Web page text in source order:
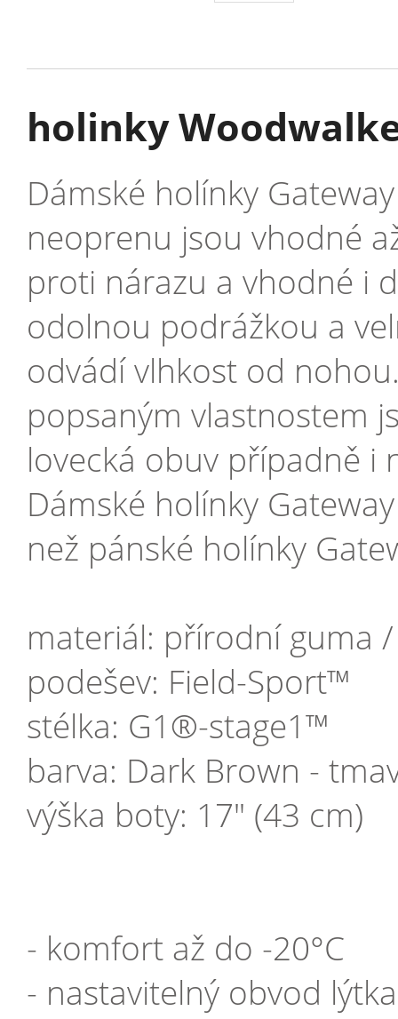
holinky
Dámské holínky
neoprenu jsou vhodné
proti nárazu a vhodné i
odolnou podrážkou a
odvádí vlhkost od
popsaným vlastnostem
lovecká obuv případně i
Dámské holínky
než pánské holínky
materiál: přírodní guma
podešev: Field-Sport™
stélka: G1®-stage1™
barva: Dark Brown -
výška boty: 17" (43 cm)
- komfort až do -20°C
- nastavitelný obvod lýtka